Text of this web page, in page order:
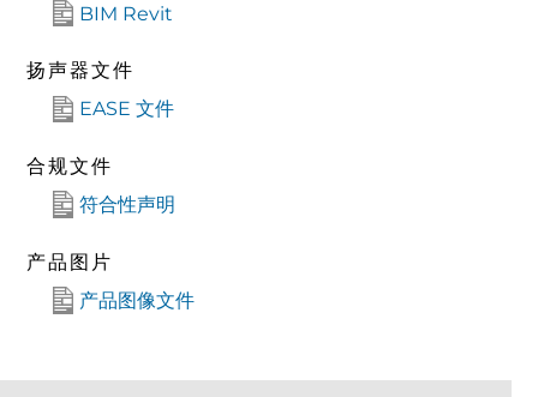
BIM Revit
扬声器文件
EASE 文件
合规文件
符合性声明
产品图片
产品图像文件